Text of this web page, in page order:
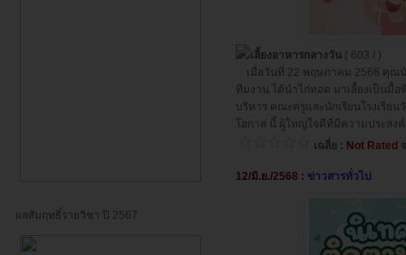
ผลสัมฤทธิ์รายวิชา ปี 2567
เลี้ยงอาหารกลางวัน ( 603 / )
เมื่อวันที่ 22 พฤษภาคม 2568 คุณ
ทีมงาน ได้นำไก่ทอด มาเลี้ยงเป็นมื้
บริหาร คณะครูและนักเรียนโรงเรีย
โอกาส นี้ ผู้ใหญ่ใจดีที่มีความประสง
เฉลี่ย : Not Rated
12/มิ.ย./2568 : ข่าวสารทั่วไป